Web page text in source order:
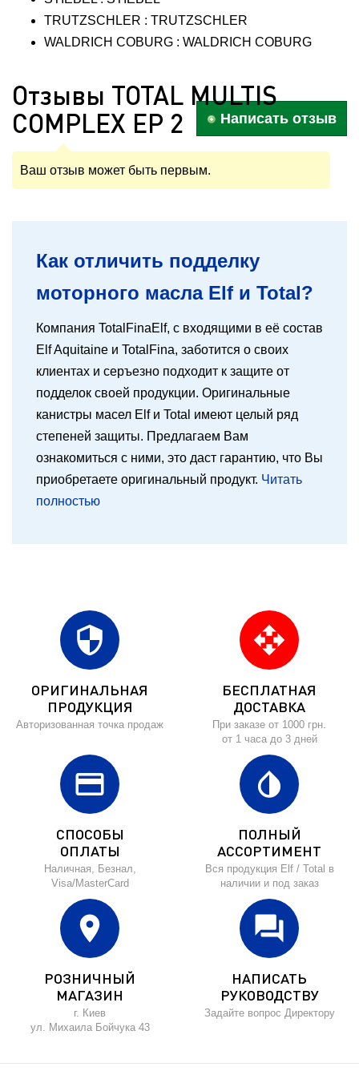
TRUTZSCHLER : TRUTZSCHLER
WALDRICH COBURG : WALDRICH COBURG
Отзывы TOTAL MULTIS
COMPLEX EP 2
Написать отзыв
Ваш отзыв может быть первым.
Как отличить подделку
моторного масла Elf и Total?
Компания TotalFinaElf, с входящими в её состав
Elf Aquitaine и TotalFina, заботится о своих
клиентах и серъезно подходит к защите от
подделок своей продукции. Оригинальные
канистры масел Elf и Total имеют целый ряд
степеней защиты. Предлагаем Вам
ознакомиться с ними, это даст гарантию, что Вы
приобретаете оригинальный продукт. Читать
полностью
security
ОРИГИНАЛЬНАЯ
ПРОДУКЦИЯ
Авторизованная точка продаж
open_with
БЕСПЛАТНАЯ
ДОСТАВКА
При заказе от 1000 грн.
от 1 часа до 3 дней
credit_card
СПОСОБЫ
ОПЛАТЫ
Наличная, Безнал,
Visa/MasterCard
invert_colors
ПОЛНЫЙ
АССОРТИМЕНТ
Вся продукция Elf / Total в
наличии и под заказ
location_on
РОЗНИЧНЫЙ
МАГАЗИН
г. Киев
ул. Михаила Бойчука 43
forum
НАПИСАТЬ
РУКОВОДСТВУ
Задайте вопрос Директору